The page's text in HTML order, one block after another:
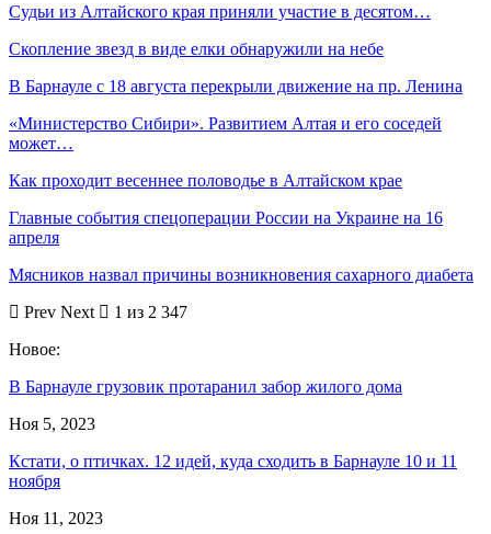
Судьи из Алтайского края приняли участие в десятом…
Скопление звезд в виде елки обнаружили на небе
В Барнауле с 18 августа перекрыли движение на пр. Ленина
«Министерство Сибири». Развитием Алтая и его соседей
может…
Как проходит весеннее половодье в Алтайском крае
Главные события спецоперации России на Украине на 16
апреля
Мясников назвал причины возникновения сахарного диабета
Prev Next
1 из 2 347
Новое:
В Барнауле грузовик протаранил забор жилого дома
Ноя 5, 2023
Кстати, о птичках. 12 идей, куда сходить в Барнауле 10 и 11
ноября
Ноя 11, 2023